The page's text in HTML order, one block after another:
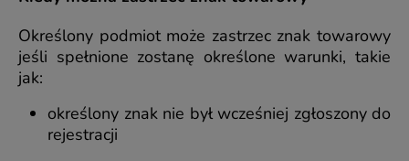
Określony podmiot może zastrzec znak towarowy
jeśli spełnione zostanę określone warunki, takie
jak:
określony znak nie był wcześniej zgłoszony do
rejestracji